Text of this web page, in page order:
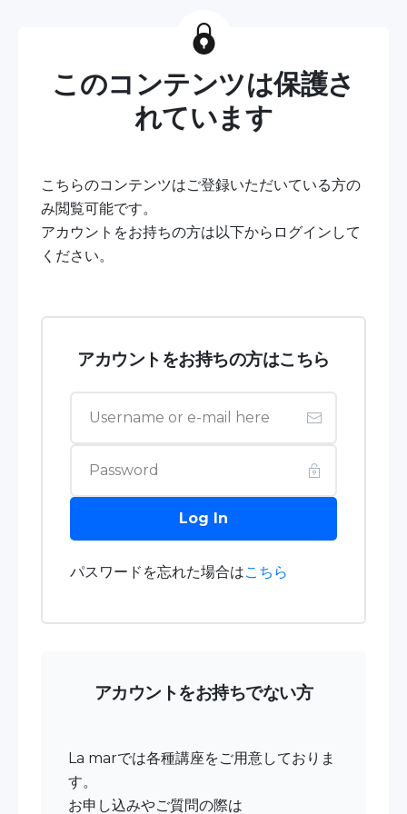
このコンテンツは保護さ
れています
こちらのコンテンツはご登録いただいている方の
み閲覧可能です。
アカウントをお持ちの方は以下からログインして
ください。
アカウントをお持ちの方はこちら
Log In
パスワードを忘れた場合はこちら
アカウントをお持ちでない方
La marでは各種講座をご用意しておりま
す。
お申し込みやご質問の際は